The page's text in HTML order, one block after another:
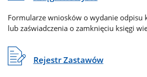
Formularze wniosków o wydanie odpisu
lub zaświadczenia o zamknięciu księgi
Rejestr Zastawów